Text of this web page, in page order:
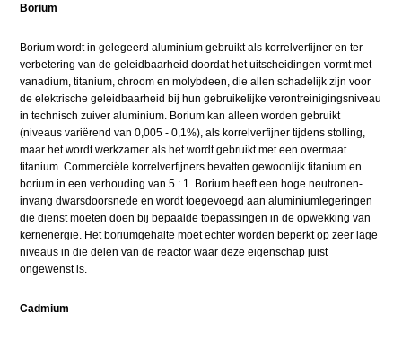
Borium
Borium wordt in gelegeerd aluminium gebruikt als korrelverfijner en ter
verbetering van de geleidbaarheid doordat het uitscheidingen vormt met
vanadium, titanium, chroom en molybdeen, die allen schadelijk zijn voor
de elektrische geleidbaarheid bij hun gebruikelijke verontreinigingsniveau
in technisch zuiver aluminium. Borium kan alleen worden gebruikt
(niveaus variërend van 0,005 - 0,1%), als korrelverfijner tijdens stolling,
maar het wordt werkzamer als het wordt gebruikt met een overmaat
titanium. Commerciële korrelverfijners bevatten gewoonlijk titanium en
borium in een verhouding van 5 : 1. Borium heeft een hoge neutronen-
invang dwarsdoorsnede en wordt toegevoegd aan aluminiumlegeringen
die dienst moeten doen bij bepaalde toepassingen in de opwekking van
kernenergie. Het boriumgehalte moet echter worden beperkt op zeer lage
niveaus in die delen van de reactor waar deze eigenschap juist
ongewenst is.
Cadmium